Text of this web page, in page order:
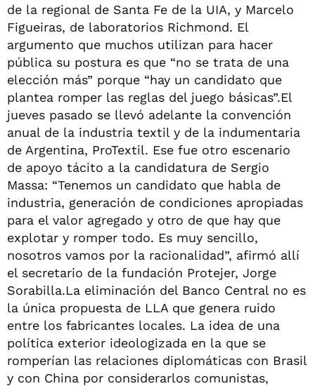
de la regional de Santa Fe de la UIA, y Marcelo
Figueiras, de laboratorios Richmond. El
argumento que muchos utilizan para hacer
pública su postura es que “no se trata de una
elección más” porque “hay un candidato que
plantea romper las reglas del juego básicas”.El
jueves pasado se llevó adelante la convención
anual de la industria textil y de la indumentaria
de Argentina, ProTextil. Ese fue otro escenario
de apoyo tácito a la candidatura de Sergio
Massa: “Tenemos un candidato que habla de
industria, generación de condiciones apropiadas
para el valor agregado y otro de que hay que
explotar y romper todo. Es muy sencillo,
nosotros vamos por la racionalidad”, afirmó allí
el secretario de la fundación Protejer, Jorge
Sorabilla.La eliminación del Banco Central no es
la única propuesta de LLA que genera ruido
entre los fabricantes locales. La idea de una
política exterior ideologizada en la que se
romperían las relaciones diplomáticas con Brasil
y con China por considerarlos comunistas,